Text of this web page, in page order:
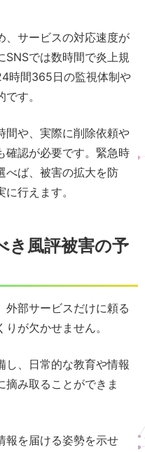
、サービスの対応速度が
SNSでは数時間で炎上規
時間365日の監視体制や
す。
間や、実際に削除依頼や
確認が必要です。緊急時
べば、被害の拡大を防
行えます。
き風評被害の予
外部サービスだけに頼る
が欠かせません。
し、日常的な教育や情報
み取ることができま
報を届ける姿勢を示せ